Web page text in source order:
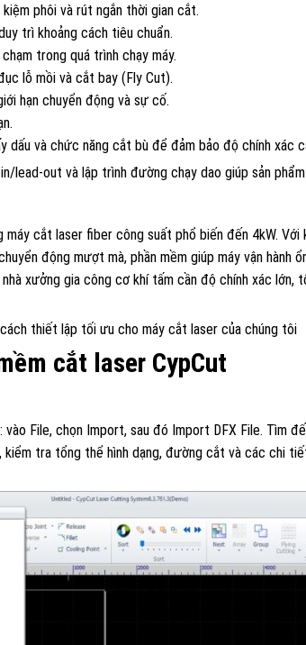
phôi và rút ngắn thời gian cắt.
trì khoảng cách tiêu chuẩn.
trong quá trình chạy máy.
lỗ mồi và cắt bay (Fly Cut).
hạn chuyển động và sự cố.
dấu và chức năng cắt bù để đảm bảo độ chính xác
lead-out và lập trình đường chạy dao giúp sản
cắt laser fiber công suất phổ biến đến 4kW. Với
động mượt mà, phần mềm giúp máy vận hành
xưởng gia công cơ khí tấm cần độ chính xác lớn,
thiết lập tối ưu cho máy cắt laser của chúng tôi
cắt laser CypCut
File, chọn Import, sau đó Import DFX File. Tìm
kiểm tra tổng thể hình dạng, đường cắt và các chi